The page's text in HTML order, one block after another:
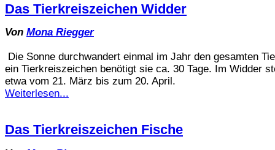
Das Tierkreiszeichen Widder
Von Mona Riegger
Die Sonne durchwandert einmal im Jahr den gesamten
ein Tierkreiszeichen benötigt sie ca. 30 Tage. Im Widder
etwa vom 21. März bis zum 20. April.
Weiterlesen...
Das Tierkreiszeichen Fische